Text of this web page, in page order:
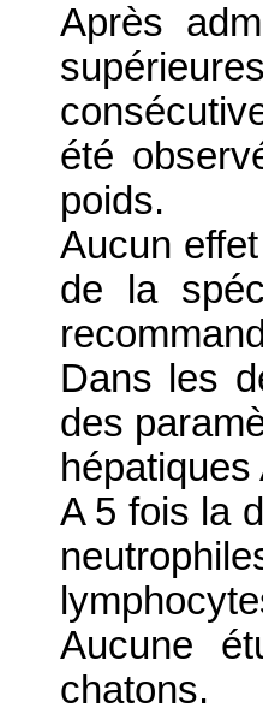
Après
été
poids.
Aucun
de la
Dans les
des
A 5 fois la
Aucune
chatons.